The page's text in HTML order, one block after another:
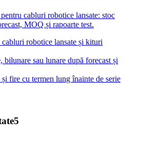
cabluri robotice lansate: stoc
MOQ și rapoarte test.
robotice lansate și kituri
bilunare sau lunare după forecast și
fire cu termen lung înainte de serie
5